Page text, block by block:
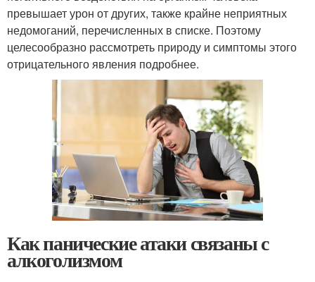
превышает урон от других, также крайне неприятных
недомоганий, перечисленных в списке. Поэтому
целесообразно рассмотреть природу и симптомы этого
отрицательного явления подробнее.
Как панические атаки связаны с
алкоголизмом